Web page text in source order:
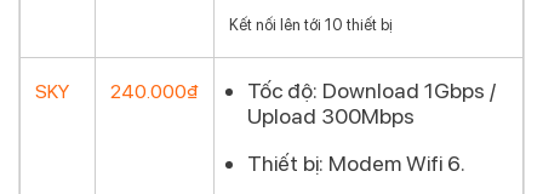
Kết nối lên tới 10 thiết bị
SKY 240.000₫ Tốc độ: Download 1Gbps /
Upload 300Mbps
Thiết bị: Modem Wifi 6.